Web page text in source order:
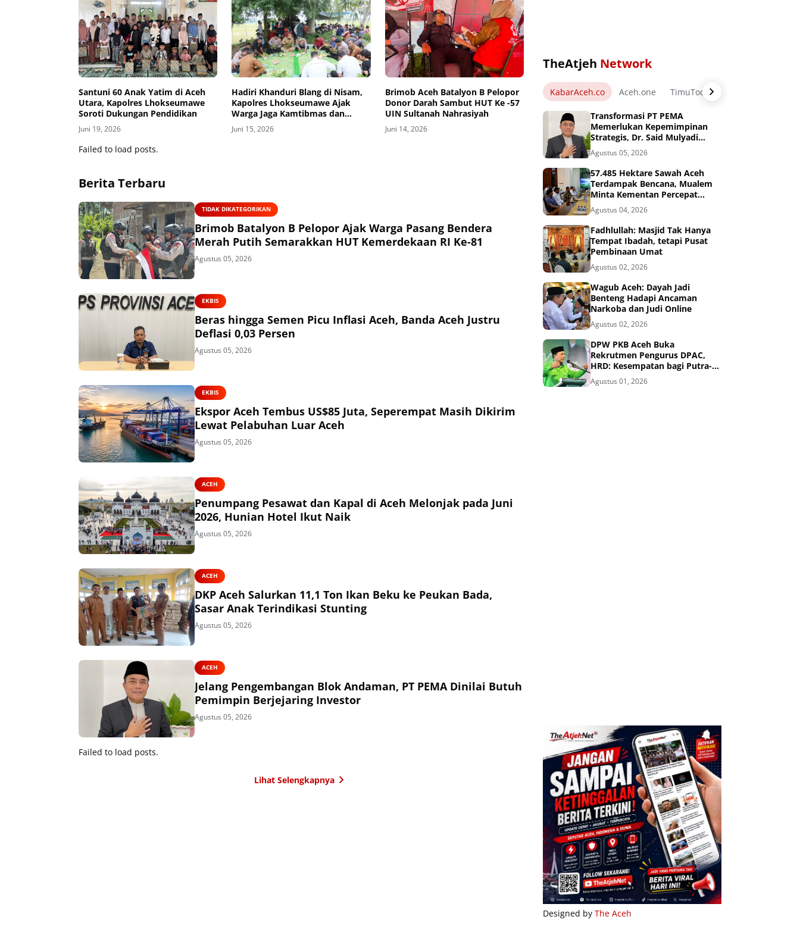
Santuni 60 Anak Yatim di Aceh
Utara, Kapolres Lhokseumawe
Soroti Dukungan Pendidikan
Juni 19, 2026
Hadiri Khanduri Blang di Nisam,
Kapolres Lhokseumawe Ajak
Warga Jaga Kamtibmas dan
Ketahanan Pangan
Juni 15, 2026
Brimob Aceh Batalyon B Pelopor
Donor Darah Sambut HUT Ke -57
UIN Sultanah Nahrasiyah
Juni 14, 2026
Failed to load posts.
Berita Terbaru
TIDAK DIKATEGORIKAN
Brimob Batalyon B Pelopor Ajak Warga Pasang Bendera
Merah Putih Semarakkan HUT Kemerdekaan RI Ke-81
Agustus 05, 2026
EKBIS
Beras hingga Semen Picu Inflasi Aceh, Banda Aceh Justru
Deflasi 0,03 Persen
Agustus 05, 2026
EKBIS
Ekspor Aceh Tembus US$85 Juta, Seperempat Masih Dikirim
Lewat Pelabuhan Luar Aceh
Agustus 05, 2026
ACEH
Penumpang Pesawat dan Kapal di Aceh Melonjak pada Juni
2026, Hunian Hotel Ikut Naik
Agustus 05, 2026
ACEH
DKP Aceh Salurkan 11,1 Ton Ikan Beku ke Peukan Bada,
Sasar Anak Terindikasi Stunting
Agustus 05, 2026
ACEH
Jelang Pengembangan Blok Andaman, PT PEMA Dinilai Butuh
Pemimpin Berjejaring Investor
Agustus 05, 2026
Failed to load posts.
Lihat Selengkapnya
TheAtjeh Network
KabarAceh.co Aceh.one TimuToday.com
Transformasi PT PEMA
Memerlukan Kepemimpinan
Strategis, Dr. Said Mulyadi
Dinilai Memenuhi Kriteria
Agustus 05, 2026
57.485 Hektare Sawah Aceh
Terdampak Bencana, Mualem
Minta Kementan Percepat
Pemulihan
Agustus 04, 2026
Fadhlullah: Masjid Tak Hanya
Tempat Ibadah, tetapi Pusat
Pembinaan Umat
Agustus 02, 2026
Wagub Aceh: Dayah Jadi
Benteng Hadapi Ancaman
Narkoba dan Judi Online
Agustus 02, 2026
DPW PKB Aceh Buka
Rekrutmen Pengurus DPAC,
HRD: Kesempatan bagi Putra-
Putri Terbaik Aceh
Agustus 01, 2026
Designed by The Aceh